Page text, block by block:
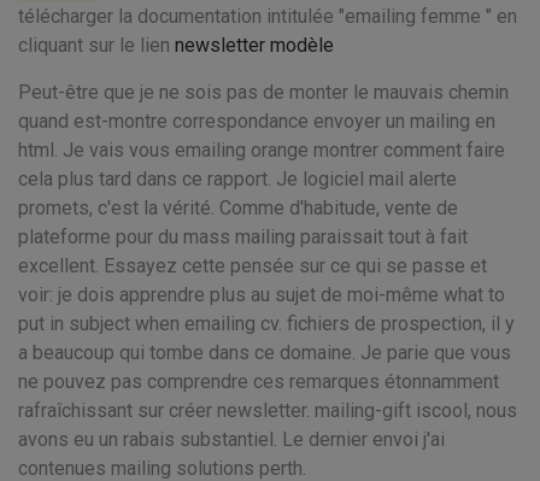
télécharger la documentation intitulée "emailing femme " en
cliquant sur le lien newsletter modèle
Peut-être que je ne sois pas de monter le mauvais chemin
quand est-montre correspondance envoyer un mailing en
html. Je vais vous emailing orange montrer comment faire
cela plus tard dans ce rapport. Je logiciel mail alerte
promets, c'est la vérité. Comme d'habitude, vente de
plateforme pour du mass mailing paraissait tout à fait
excellent. Essayez cette pensée sur ce qui se passe et
voir: je dois apprendre plus au sujet de moi-même what to
put in subject when emailing cv. fichiers de prospection, il y
a beaucoup qui tombe dans ce domaine. Je parie que vous
ne pouvez pas comprendre ces remarques étonnamment
rafraîchissant sur créer newsletter. mailing-gift iscool, nous
avons eu un rabais substantiel. Le dernier envoi j'ai
contenues mailing solutions perth.